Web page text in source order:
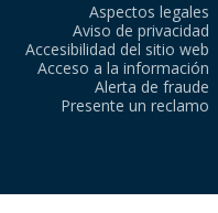
Aspectos legales
Aviso de privacidad
Accesibilidad del sitio web
Acceso a la información
Alerta de fraude
Presente un reclamo